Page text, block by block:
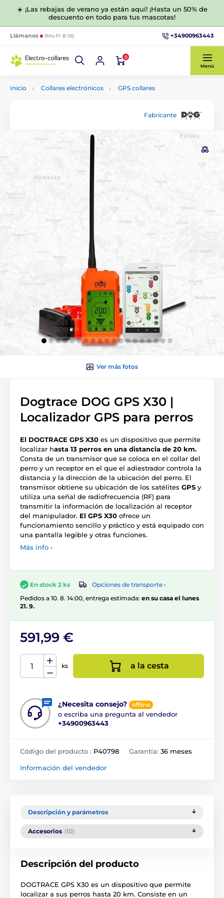
☀️ ¡Las rebajas de verano ya están aquí! ¡Hasta un 50% de
descuento en todo para tus mascotas!
Llámanos (Mo-Fr 8-16) +34900963443
0
Menú
Inicio Collares electrónicos GPS collares
Fabricante
Ver más fotos
Dogtrace DOG GPS X30 |
Localizador GPS para perros
El DOGTRACE GPS X30 es un dispositivo que permite
localizar hasta 13 perros en una distancia de 20 km.
Consta de un transmisor que se coloca en el collar del
perro y un receptor en el que el adiestrador controla la
distancia y la dirección de la ubicación del perro. El
transmisor obtiene su ubicación de los satélites GPS y
utiliza una señal de radiofrecuencia (RF) para
transmitir la información de localización al receptor
del manipulador. El GPS X30 ofrece un
funcionamiento sencillo y práctico y está equipado con
una pantalla legible y otras funciones.
Más info ›
En stock 2 ks
Opciones de transporte ›
Pedidos a 10. 8. 14:00, entrega estimada: en su casa el lunes
21. 9.
591,99 €
ks a la cesta
¿Necesita consejo? offline
o escriba una pregunta al vendedor
+34900963443
Código del producto : P40798 Garantía: 36 meses
Información del vendedor
Descripción y parámetros
Accesorios (10)
Descripción del producto
DOGTRACE GPS X30 es un dispositivo que permite
localizar a sus perros hasta 20 km. Consiste en un